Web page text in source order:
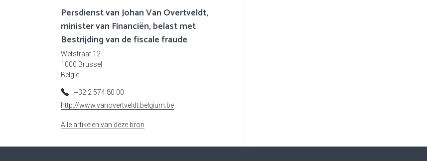
Persdienst van Johan Van Overtveldt,
minister van Financiën, belast met
Bestrijding van de fiscale fraude
Wetstraat 12
1000 Brussel
België
+32 2 574 80 00
http://www.vanovertveldt.belgium.be
Alle artikelen van deze bron